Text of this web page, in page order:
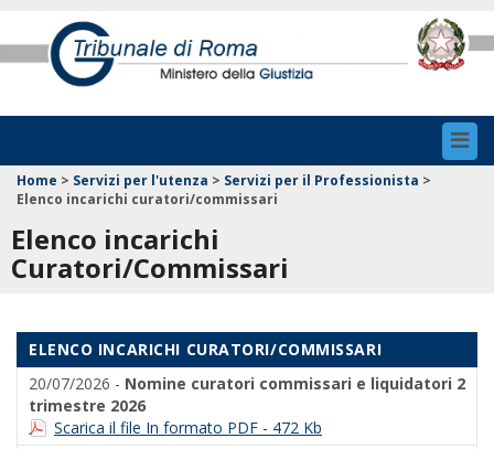
Home > Servizi per l'utenza > Servizi per il Professionista >
Elenco incarichi curatori/commissari
Elenco incarichi
Curatori/Commissari
ELENCO INCARICHI CURATORI/COMMISSARI
20/07/2026 - Nomine curatori commissari e liquidatori 2
trimestre 2026
Scarica il file In formato PDF - 472 Kb